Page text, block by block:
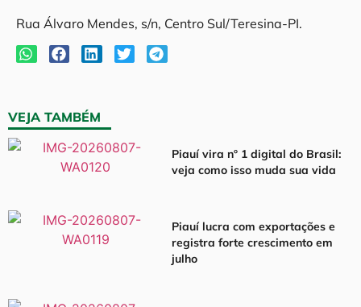
Rua Álvaro Mendes, s/n, Centro Sul/Teresina-PI.
VEJA TAMBÉM
Piauí vira nº 1 digital do Brasil:
veja como isso muda sua vida
Piauí lucra com exportações e
registra forte crescimento em
julho